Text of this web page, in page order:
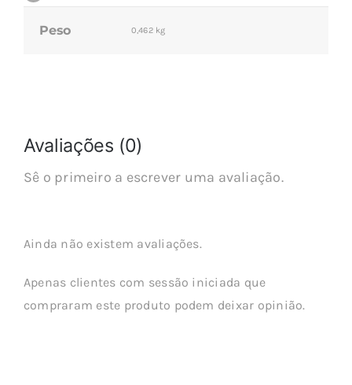
Peso 0,462 kg
Avaliações (0)
Sê o primeiro a escrever uma avaliação.
Ainda não existem avaliações.
Apenas clientes com sessão iniciada que
compraram este produto podem deixar opinião.